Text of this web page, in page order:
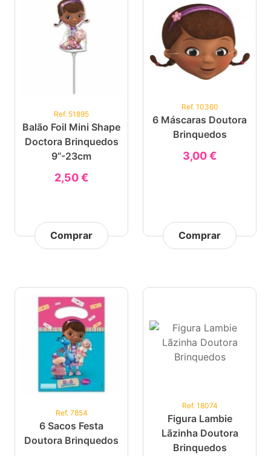
Ref. 51895
Balão Foil Mini Shape
Doctora Brinquedos
9”-23cm
2,50 €
Comprar
Ref. 10360
6 Máscaras Doutora
Brinquedos
3,00 €
Comprar
Ref. 7854
6 Sacos Festa
Doutora Brinquedos
Ref. 18074
Figura Lambie
Lãzinha Doutora
Brinquedos